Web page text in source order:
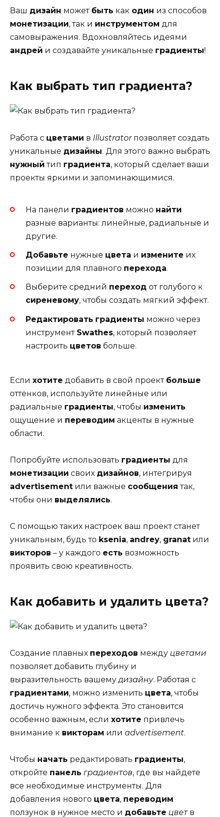
Ваш дизайн может быть как один из способов
монетизации, так и инструментом для
самовыражения. Вдохновляйтесь идеями
андрей и создавайте уникальные градиенты!
Как выбрать тип градиента?
Работа с цветами в Illustratorпозволяет создать
уникальные дизайны. Для этого важно выбрать
нужный тип градиента, который сделает ваши
проекты яркими и запоминающимися.
На панели градиентов можно найти
разные варианты: линейные, радиальные и
другие.
Добавьте нужные цвета и измените их
позиции для плавного перехода.
Выберите средний переход от голубого к
сиреневому, чтобы создать мягкий эффект.
Редактировать градиенты можно через
инструмент Swathes, который позволяет
настроить цветов больше.
Если хотите добавить в свой проект больше
оттенков, используйте линейные или
радиальные градиенты, чтобы изменить
ощущение и переводим акценты в нужные
области.
Попробуйте использовать градиенты для
монетизации своих дизайнов, интегрируя
advertisement или важные сообщения так,
чтобы они выделялись.
С помощью таких настроек ваш проект станет
уникальным, будь то ksenia, andrey, granat или
викторов – у каждого есть возможность
проявить свою креативность.
Как добавить и удалить цвета?
Создание плавных переходов между цветами
позволяет добавить глубину и
выразительность вашемудизайну. Работая с
градиентами, можно изменить цвета, чтобы
достичь нужного эффекта. Это становится
особенно важным, если хотите привлечь
внимание к викторам или advertisement.
Чтобы начать редактировать градиенты,
откройте панель градиентов, где вы найдете
все необходимые инструменты. Для
добавления нового цвета, переводим
ползунок в нужное место и добавьте цветв